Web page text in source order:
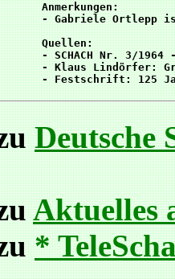
- Gabriele Ortlepp
- SCHACH Nr. 3/
- Klaus Lindörfer:
Deutsche
Aktuelles
*